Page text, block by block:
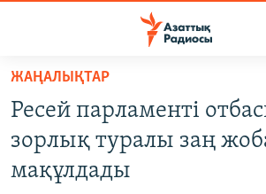
Skip
main
content
to
AZATTYQTV
ЖАҢАЛЫҚТАР
Ресей парламенті
зорлық туралы заң
мақұлдады